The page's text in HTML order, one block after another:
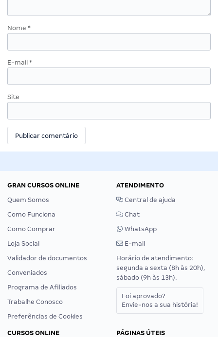
Nome *
E-mail *
Site
GRAN CURSOS ONLINE
Quem Somos
Como Funciona
Como Comprar
Loja Social
Validador de documentos
Conveniados
Programa de Afiliados
Trabalhe Conosco
Preferências de Cookies
ATENDIMENTO
Central de ajuda
Chat
WhatsApp
E-mail
Horário de atendimento:
segunda a sexta (8h às 20h),
sábado (9h às 13h).
Foi aprovado?
Envie-nos a sua história!
CURSOS ONLINE
PÁGINAS ÚTEIS